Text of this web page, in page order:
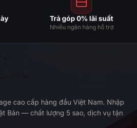
Trả góp 0% lãi suất
Nhiều ngân hàng hỗ trợ
cao cấp hàng đầu Việt Nam. Nhập
Bản — chất lượng 5 sao, dịch vụ tận